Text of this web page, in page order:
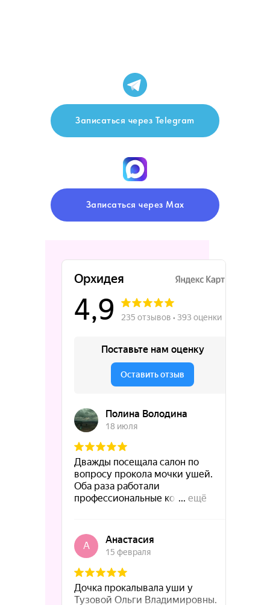
Записаться через Max
Записаться через Telegram